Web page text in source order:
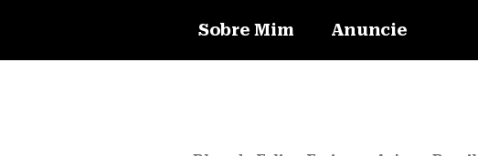
Sobre Mim Anuncie